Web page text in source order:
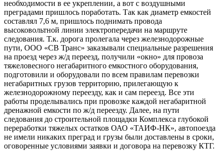
необходимости в ее укреплении, а вот с воздушными
преградами пришлось поработать. Так как диаметр емкостей
составлял 7,6 м, пришлось поднимать провода
высоковольтной линии электропередачи на маршруте
следования. Т.к. дорога пролегала через железнодорожные
пути, ООО «СВ Транс» заказывали специальные разрешения
на проезд через ж/д переезд, получили «окно» для провоза
тяжеловесного негабаритного емкостного оборудования,
подготовили и оборудовали по всем правилам перевозки
негабаритных грузов территорию, прилегающую к
железнодорожному переезду, как и сам переезд. Все эти
работы проделывались при провозке каждой негабаритной
дренажной емкости по ж/д переезду. Далее, на пути
следования до строительной площадки Комплекса глубокой
переработки тяжелых остатков ОАО «ТАИФ-НК», автопоезда
не имели никаких преград и грузы были доставлены в сроки,
оговоренные условиями заявки и договора на перевозку КТГ.